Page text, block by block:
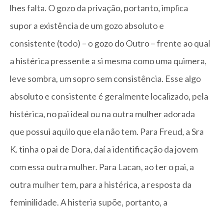
lhes falta. O gozo da privação, portanto, implica
supor a existência de um gozo absoluto e
consistente (todo) – o gozo do Outro – frente ao qual
a histérica pressente a si mesma como uma quimera,
leve sombra, um sopro sem consistência. Esse algo
absoluto e consistente é geralmente localizado, pela
histérica, no pai ideal ou na outra mulher adorada
que possui aquilo que ela não tem. Para Freud, a Sra
K. tinha o pai de Dora, daí a identificação da jovem
com essa outra mulher. Para Lacan, ao ter o pai, a
outra mulher tem, para a histérica, a resposta da
feminilidade. A histeria supõe, portanto, a